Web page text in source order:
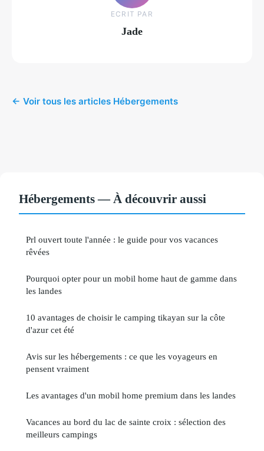
ECRIT PAR
Jade
← Voir tous les articles Hébergements
Hébergements — À découvrir aussi
Prl ouvert toute l'année : le guide pour vos vacances
rêvées
Pourquoi opter pour un mobil home haut de gamme dans
les landes
10 avantages de choisir le camping tikayan sur la côte
d'azur cet été
Avis sur les hébergements : ce que les voyageurs en
pensent vraiment
Les avantages d'un mobil home premium dans les landes
Vacances au bord du lac de sainte croix : sélection des
meilleurs campings